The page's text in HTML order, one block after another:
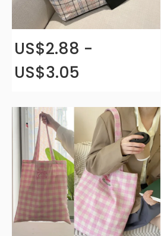
US$2.88 -
US$3.05